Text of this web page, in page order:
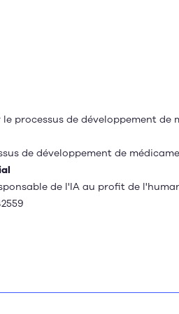
processus de développement de
de développement de
de l'IA au profit de